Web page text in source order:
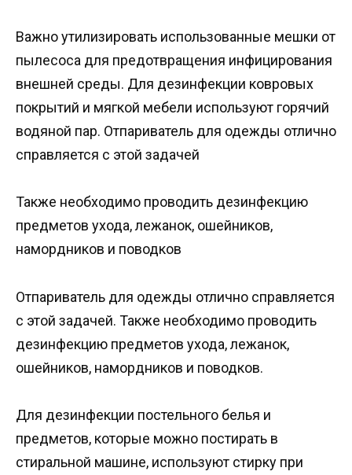
Важно утилизировать использованные мешки от
пылесоса для предотвращения инфицирования
внешней среды. Для дезинфекции ковровых
покрытий и мягкой мебели используют горячий
водяной пар. Отпариватель для одежды отлично
справляется с этой задачей
Также необходимо проводить дезинфекцию
предметов ухода, лежанок, ошейников,
намордников и поводков
Отпариватель для одежды отлично справляется
с этой задачей. Также необходимо проводить
дезинфекцию предметов ухода, лежанок,
ошейников, намордников и поводков.
Для дезинфекции постельного белья и
предметов, которые можно постирать в
стиральной машине, используют стирку при